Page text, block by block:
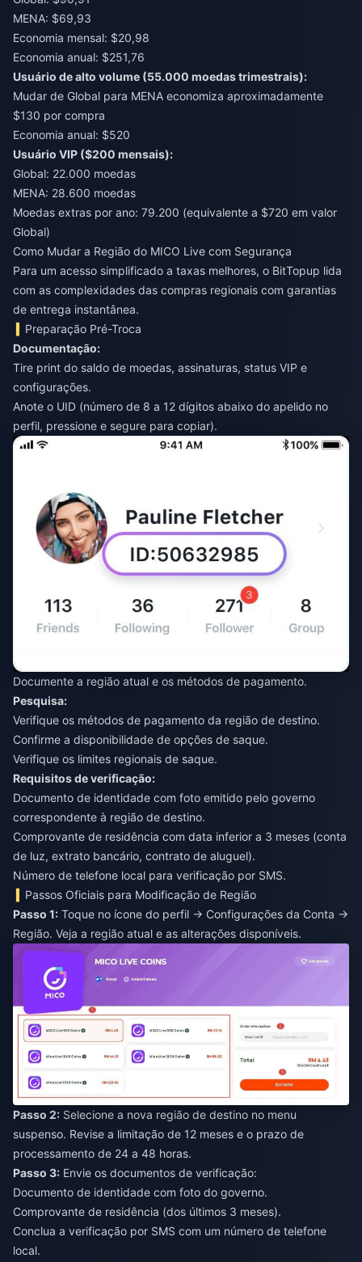
MENA: $69,93
Economia mensal: $20,98
Economia anual: $251,76
Usuário de alto volume (55.000 moedas trimestrais):
Mudar de Global para MENA economiza aproximadamente
$130 por compra
Economia anual: $520
Usuário VIP ($200 mensais):
Global: 22.000 moedas
MENA: 28.600 moedas
Moedas extras por ano: 79.200 (equivalente a $720 em valor
Global)
Como Mudar a Região do MICO Live com Segurança
Para um acesso simplificado a taxas melhores, o BitTopup lida
com as complexidades das compras regionais com garantias
de entrega instantânea.
Preparação Pré-Troca
Documentação:
Tire print do saldo de moedas, assinaturas, status VIP e
configurações.
Anote o UID (número de 8 a 12 dígitos abaixo do apelido no
perfil, pressione e segure para copiar).
Documente a região atual e os métodos de pagamento.
Pesquisa:
Verifique os métodos de pagamento da região de destino.
Confirme a disponibilidade de opções de saque.
Verifique os limites regionais de saque.
Requisitos de verificação:
Documento de identidade com foto emitido pelo governo
correspondente à região de destino.
Comprovante de residência com data inferior a 3 meses (conta
de luz, extrato bancário, contrato de aluguel).
Número de telefone local para verificação por SMS.
Passos Oficiais para Modificação de Região
Passo 1: Toque no ícone do perfil → Configurações da Conta →
Região. Veja a região atual e as alterações disponíveis.
Passo 2: Selecione a nova região de destino no menu
suspenso. Revise a limitação de 12 meses e o prazo de
processamento de 24 a 48 horas.
Passo 3: Envie os documentos de verificação:
Documento de identidade com foto do governo.
Comprovante de residência (dos últimos 3 meses).
Conclua a verificação por SMS com um número de telefone
local.